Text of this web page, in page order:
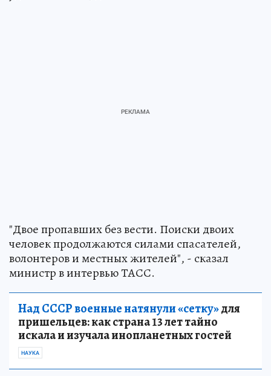
"Двое пропавших без вести. Поиски двоих
человек продолжаются силами спасателей,
волонтеров и местных жителей", - сказал
министр в интервью ТАСС.
Над СССР военные натянули «сетку»для
пришельцев: как страна 13 лет тайно
искала и изучала инопланетных гостей
НАУКА